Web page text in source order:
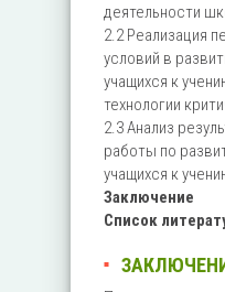
деятельности
2.2 Реализация
условий в
учащихся к
технологии
2.3 Анализ
работы по
учащихся к
Заключение
Список